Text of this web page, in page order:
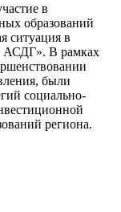
в
образований
ситуация в
АСДГ». В рамках
были
социально-
региона.